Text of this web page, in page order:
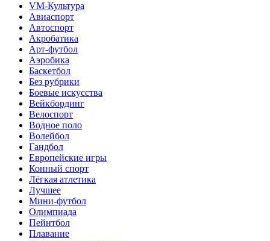
VM-Культура
Авиаспорт
Автоспорт
Акробатика
Арт-футбол
Аэробика
Баскетбол
Без рубрики
Боевые искусства
Вейкбординг
Велоспорт
Водное поло
Волейбол
Гандбол
Европейские игры
Конный спорт
Лёгкая атлетика
Лучшее
Мини-футбол
Олимпиада
Пейнтбол
Плавание